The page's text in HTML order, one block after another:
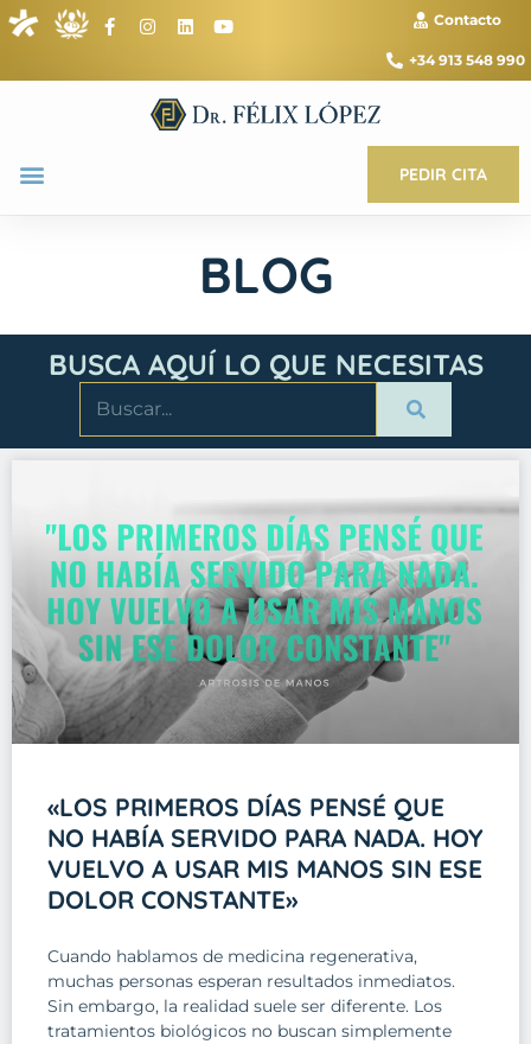
Contacto
+34 913 548 990
PEDIR CITA
BLOG
BUSCA AQUÍ LO QUE NECESITAS
«LOS PRIMEROS DÍAS PENSÉ QUE
NO HABÍA SERVIDO PARA NADA. HOY
VUELVO A USAR MIS MANOS SIN ESE
DOLOR CONSTANTE»
Cuando hablamos de medicina regenerativa,
muchas personas esperan resultados inmediatos.
Sin embargo, la realidad suele ser diferente. Los
tratamientos biológicos no buscan simplemente